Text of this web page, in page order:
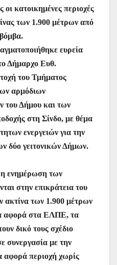
οι κατοικημένες περιοχές
των 1.900 μέτρων από
ευρεία
Δήμαρχο Ευθ.
του Τμήματος
αρμόδιων
του Δήμου και των
στη Σίνδο, με θέμα
ενεργειών για την
δύο γειτονικών Δήμων.
ενημέρωση των
στην επικράτεια του
ακτίνα των 1.900 μέτρων
αφορά στα ΕΛΠΕ, τα
δικό τους σχέδιο
συνεργασία με την
περιοχή χωρίς